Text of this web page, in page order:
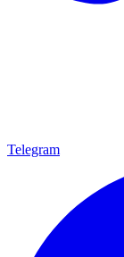
Telegram